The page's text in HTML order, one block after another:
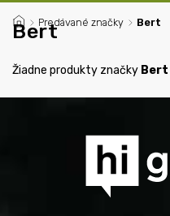
/ Predávané značky / Bert
Bert
Žiadne produkty značky Bert